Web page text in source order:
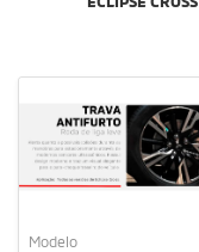
Modelo